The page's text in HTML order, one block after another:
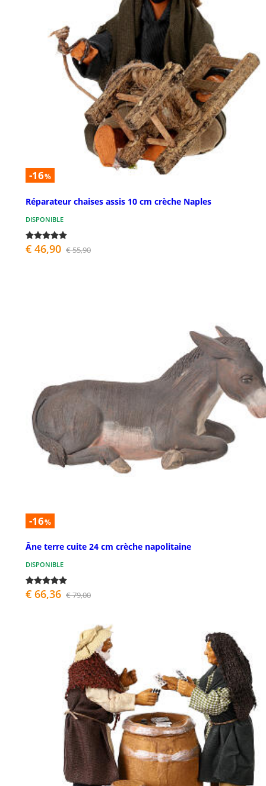
-16%
Réparateur chaises assis 10 cm crèche Naples
DISPONIBLE
€ 46,90 € 55,90
-16%
Âne terre cuite 24 cm crèche napolitaine
DISPONIBLE
€ 66,36 € 79,00